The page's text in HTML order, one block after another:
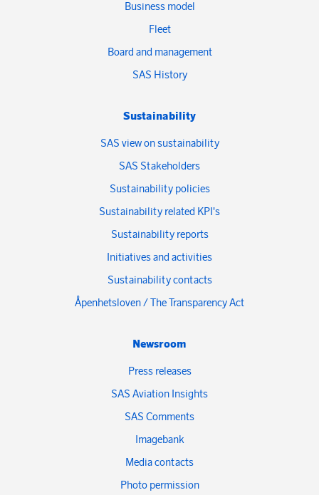
Business model
Fleet
Board and management
SAS History
Sustainability
SAS view on sustainability
SAS Stakeholders
Sustainability policies
Sustainability related KPI's
Sustainability reports
Initiatives and activities
Sustainability contacts
Åpenhetsloven / The Transparency Act
Newsroom
Press releases
SAS Aviation Insights
SAS Comments
Imagebank
Media contacts
Photo permission